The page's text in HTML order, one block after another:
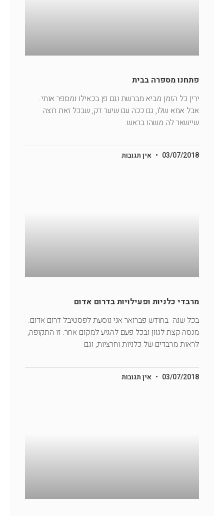
פתחנו מספרה בבית
ירין כל הזמן מביא מברשת וגם פן בכאילו ומספר אותי.
אבל אמא שלו, גם ככה עם שיער דק, שבכל זאת רוצה
שיישאר לה משהו בראש.
03/07/2018 אין תגובות
מרבדי כלניות ופעילויות בדרום אדום
בכל שנה בחודש פברואר אני נוסעת לפסטיבל דרום אדום.
מנסה קצת לגוון ובכל פעם להגיע למקום אחר. זו התקופה,
לראות מרבדים של כלניות וחרציות, וגם
03/07/2018 אין תגובות